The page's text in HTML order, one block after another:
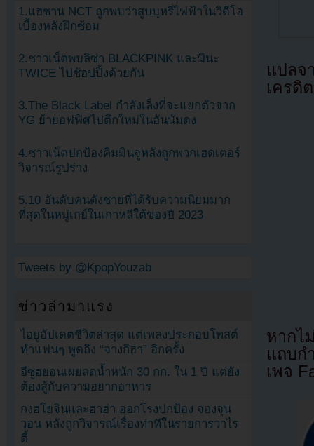
แปล
เครดิ
หากไ
แถบก
เพจ
1.แฮชาน NCT ถูกพบว่าสูบบุหรี่ไฟฟ้าในวิดีโอ
เบื้องหลังฝึกซ้อม
2.ชาวเน็ตพบลิซ่า BLACKPINK และมินะ
TWICE ไปช้อปปิ้งด้วยกัน
3.The Black Label กำลังเล็งที่จะแยกตัวจาก
YG ย้ายอฟฟิศไปตึกใหม่ในฮันนัมดง
4.ชาวเน็ตปกป้องคิมมินจูหลังถูกพวกเฮดเตอร์
วิจารณ์รูปร่าง
5.10 อันดับคนดังชายที่ได้รับความนิยมมาก
ที่สุดในหมู่เกย์ในเกาหลีใต้ของปี 2023
Tweets by @KpopYouzab
ข่าวล่ามาแรง
ไอยูอัปเดตชีวิตล่าสุด แต่เพลงประกอบโพสต์
ทำแฟนๆ พูดถึง “จางกีฮา” อีกครั้ง
อีซูฮยอนเผยลดน้ำหนัก 30 กก. ใน 1 ปี แต่ยัง
ต้องสู้กับความอยากอาหาร
กงฮโยจินและฮาฮ่า ออกโรงปกป้อง จองจุน
วอน หลังถูกวิจารณ์เรื่องท่าทีในรายการวาไร
ตี้